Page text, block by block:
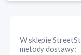
W sklepie
metody dostawy: